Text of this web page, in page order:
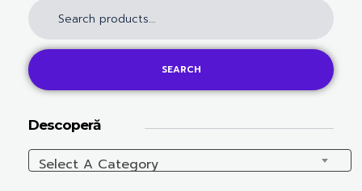
SEARCH
Descoperă
Select A Category